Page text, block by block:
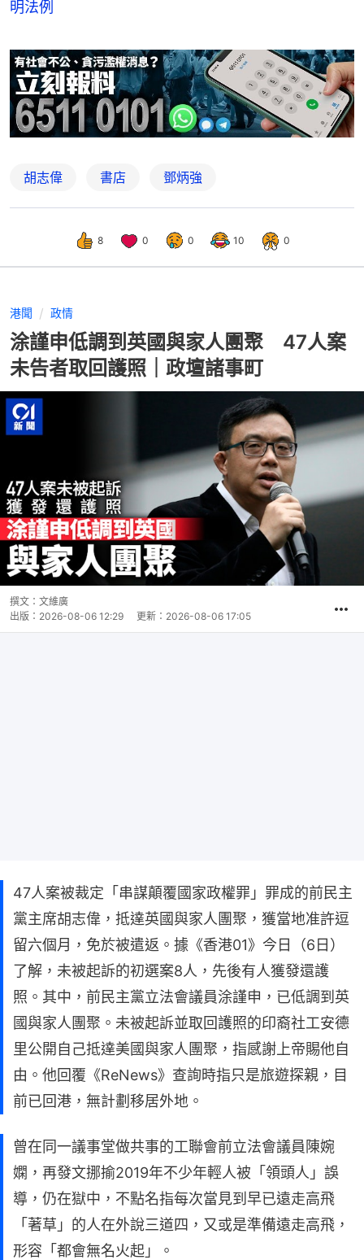
明法例
胡志偉 書店 鄧炳強
8 0 0 10 0
港聞 政情
涂謹申低調到英國與家人團聚 47人案
未告者取回護照｜政壇諸事町
撰文： 文維廣
出版： 2026-08-06 12:29 更新： 2026-08-06 17:05
47人案被裁定「串謀顛覆國家政權罪」罪成的前民主
黨主席胡志偉，抵達英國與家人團聚，獲當地准許逗
留六個月，免於被遣返。據《香港01》今日（6日）
了解，未被起訴的初選案8人，先後有人獲發還護
照。其中，前民主黨立法會議員涂謹申，已低調到英
國與家人團聚。未被起訴並取回護照的印裔社工安德
里公開自己抵達美國與家人團聚，指感謝上帝賜他自
由。他回覆《ReNews》查詢時指只是旅遊探親，目
前已回港，無計劃移居外地。
曾在同一議事堂做共事的工聯會前立法會議員陳婉
嫻，再發文挪揄2019年不少年輕人被「領頭人」誤
導，仍在獄中，不點名指每次當見到早已遠走高飛
「著草」的人在外說三道四，又或是準備遠走高飛，
形容「都會無名火起」。